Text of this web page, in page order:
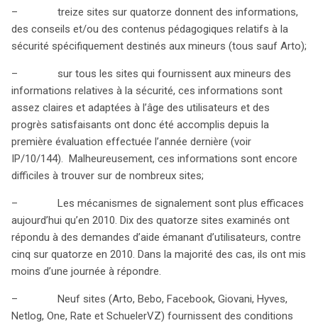
présence en ligne. Ce rapport met en exergue la
responsabilité collective de garantir un environnement
numérique sûr pour les plus jeunes.
– treize sites sur quatorze donnent des informations,
des conseils et/ou des contenus pédagogiques relatifs à la
sécurité spécifiquement destinés aux mineurs (tous sauf Arto);
– sur tous les sites qui fournissent aux mineurs des
informations relatives à la sécurité, ces informations sont
assez claires et adaptées à l’âge des utilisateurs et des
progrès satisfaisants ont donc été accomplis depuis la
première évaluation effectuée l’année dernière (voir
IP/10/144). Malheureusement, ces informations sont encore
difficiles à trouver sur de nombreux sites;
– Les mécanismes de signalement sont plus efficaces
aujourd’hui qu’en 2010. Dix des quatorze sites examinés ont
répondu à des demandes d’aide émanant d’utilisateurs, contre
cinq sur quatorze en 2010. Dans la majorité des cas, ils ont mis
moins d’une journée à répondre.
– Neuf sites (Arto, Bebo, Facebook, Giovani, Hyves,
Netlog, One, Rate et SchuelerVZ) fournissent des conditions